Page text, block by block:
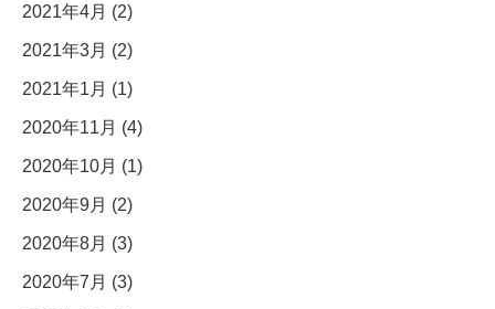
2021年4月 (2)
2021年3月 (2)
2021年1月 (1)
2020年11月 (4)
2020年10月 (1)
2020年9月 (2)
2020年8月 (3)
2020年7月 (3)